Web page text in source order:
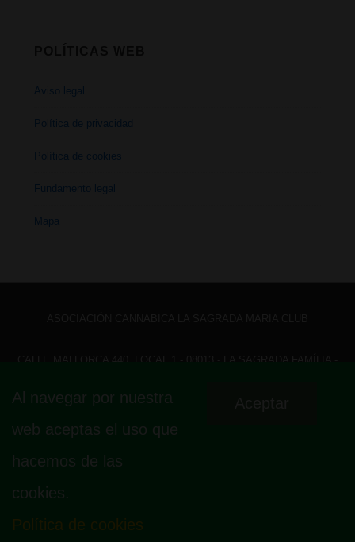
Aviso legal
Política de privacidad
Política de cookies
Fundamento legal
Mapa
CALLE MALLORCA 440, LOCAL 1 - 08013 - LA SAGRADA FAMÍLIA -
Menú
pie
de
página
Fundamento legal
© 2026 La Sagrada Maria Club
Al navegar por nuestra
web aceptas el uso que
hacemos de las
cookies.
Política de cookies